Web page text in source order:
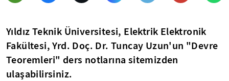
Yıldız Teknik Üniversitesi, Elektrik Elektronik
Fakültesi, Yrd. Doç. Dr. Tuncay Uzun'un "Devre
Teoremleri" ders notlarına sitemizden
ulaşabilirsiniz.